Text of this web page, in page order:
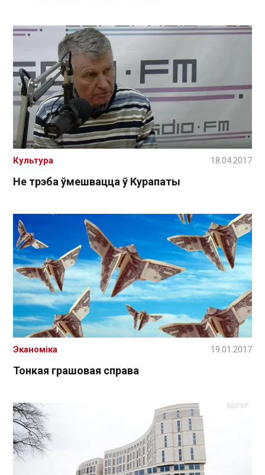
Не трэба ўмешвацца ў Курапаты
Культура 18.04.2017
Тонкая грашовая справа
Эканоміка 19.01.2017